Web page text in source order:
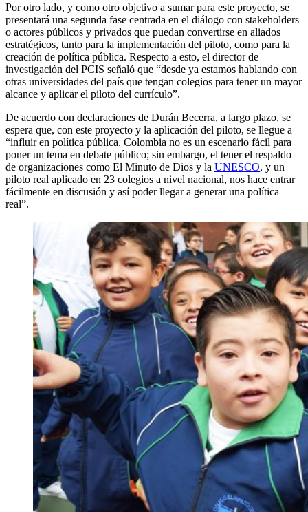
Por otro lado, y como otro objetivo a sumar para este proyecto, se
presentará una segunda fase centrada en el diálogo con stakeholders
o actores públicos y privados que puedan convertirse en aliados
estratégicos, tanto para la implementación del piloto, como para la
creación de política pública. Respecto a esto, el director de
investigación del PCIS señaló que “desde ya estamos hablando con
otras universidades del país que tengan colegios para tener un mayor
alcance y aplicar el piloto del currículo”.
De acuerdo con declaraciones de Durán Becerra, a largo plazo, se
espera que, con este proyecto y la aplicación del piloto, se llegue a
“influir en política pública. Colombia no es un escenario fácil para
poner un tema en debate público; sin embargo, el tener el respaldo
de organizaciones como El Minuto de Dios y la UNESCO, y un
piloto real aplicado en 23 colegios a nivel nacional, nos hace entrar
fácilmente en discusión y así poder llegar a generar una política
real”.